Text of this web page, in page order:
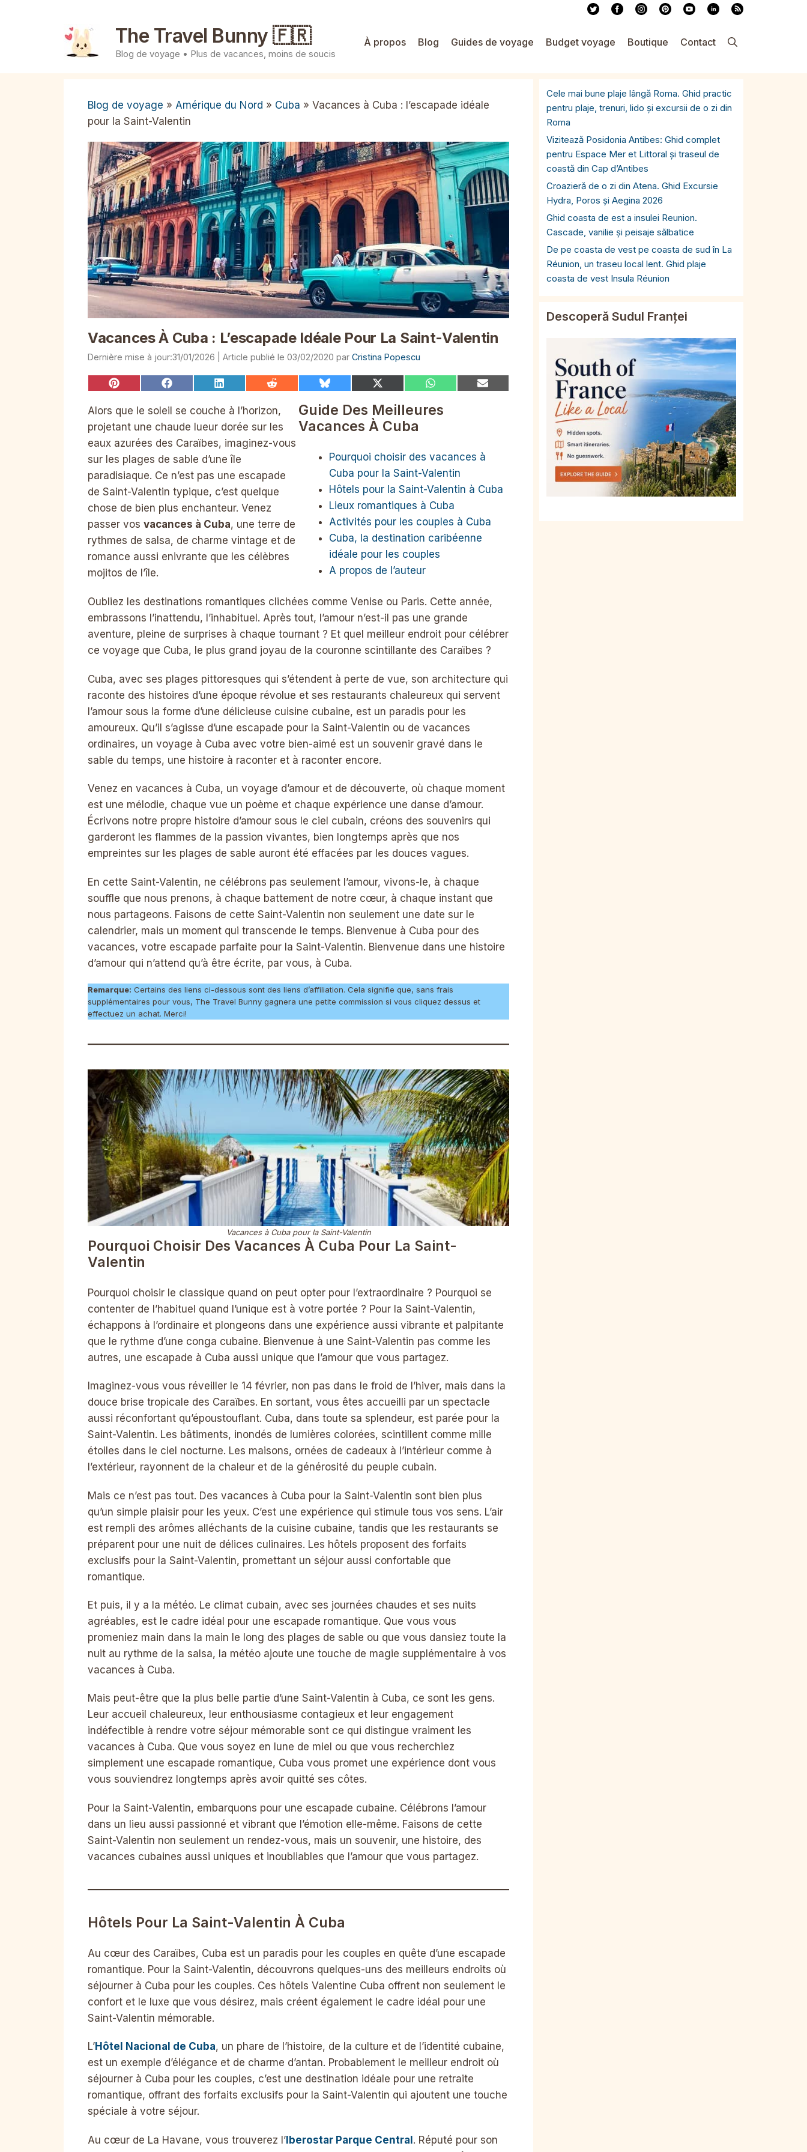
The Travel Bunny 🇫🇷
Blog de voyage • Plus de vacances, moins de soucis
À propos Blog Guides de voyage Budget voyage Boutique Contact
Blog de voyage » Amérique du Nord » Cuba » Vacances à Cuba : l’escapade idéale
pour la Saint-Valentin
Vacances À Cuba : L’escapade Idéale Pour La Saint-Valentin
31/01/2026 03/02/2020 par Cristina Popescu
Share
Pinterest
Share
Facebook
Share
LinkedIn
Share
Reddit
Share
Bluesky
Share
X
(Twitter)
Share
WhatsApp
Share
Alors que le soleil se couche à l’horizon,
projetant une chaude lueur dorée sur les
eaux azurées des Caraïbes, imaginez-vous
sur les plages de sable d’une île
paradisiaque. Ce n’est pas une escapade
de Saint-Valentin typique, c’est quelque
chose de bien plus enchanteur. Venez
passer vos vacances à Cuba, une terre de
rythmes de salsa, de charme vintage et de
romance aussi enivrante que les célèbres
mojitos de l’île.
Guide Des Meilleures
Vacances À Cuba
Pourquoi choisir des vacances à
Cuba pour la Saint-Valentin
Hôtels pour la Saint-Valentin à Cuba
Lieux romantiques à Cuba
Activités pour les couples à Cuba
Cuba, la destination caribéenne
idéale pour les couples
A propos de l’auteur
Oubliez les destinations romantiques clichées comme Venise ou Paris. Cette année,
embrassons l’inattendu, l’inhabituel. Après tout, l’amour n’est-il pas une grande
aventure, pleine de surprises à chaque tournant ? Et quel meilleur endroit pour célébrer
ce voyage que Cuba, le plus grand joyau de la couronne scintillante des Caraïbes ?
Cuba, avec ses plages pittoresques qui s’étendent à perte de vue, son architecture qui
raconte des histoires d’une époque révolue et ses restaurants chaleureux qui servent
l’amour sous la forme d’une délicieuse cuisine cubaine, est un paradis pour les
amoureux. Qu’il s’agisse d’une escapade pour la Saint-Valentin ou de vacances
ordinaires, un voyage à Cuba avec votre bien-aimé est un souvenir gravé dans le
sable du temps, une histoire à raconter et à raconter encore.
Venez en vacances à Cuba, un voyage d’amour et de découverte, où chaque moment
est une mélodie, chaque vue un poème et chaque expérience une danse d’amour.
Écrivons notre propre histoire d’amour sous le ciel cubain, créons des souvenirs qui
garderont les flammes de la passion vivantes, bien longtemps après que nos
empreintes sur les plages de sable auront été effacées par les douces vagues.
En cette Saint-Valentin, ne célébrons pas seulement l’amour, vivons-le, à chaque
souffle que nous prenons, à chaque battement de notre cœur, à chaque instant que
nous partageons. Faisons de cette Saint-Valentin non seulement une date sur le
calendrier, mais un moment qui transcende le temps. Bienvenue à Cuba pour des
vacances, votre escapade parfaite pour la Saint-Valentin. Bienvenue dans une histoire
d’amour qui n’attend qu’à être écrite, par vous, à Cuba.
Remarque: Certains des liens ci-dessous sont des liens d’affiliation. Cela signifie que, sans frais
supplémentaires pour vous, The Travel Bunny gagnera une petite commission si vous cliquez dessus et
effectuez un achat. Merci!
Vacances à Cuba pour la Saint-Valentin
Pourquoi Choisir Des Vacances À Cuba Pour La Saint-
Valentin
Pourquoi choisir le classique quand on peut opter pour l’extraordinaire ? Pourquoi se
contenter de l’habituel quand l’unique est à votre portée ? Pour la Saint-Valentin,
échappons à l’ordinaire et plongeons dans une expérience aussi vibrante et palpitante
que le rythme d’une conga cubaine. Bienvenue à une Saint-Valentin pas comme les
autres, une escapade à Cuba aussi unique que l’amour que vous partagez.
Imaginez-vous vous réveiller le 14 février, non pas dans le froid de l’hiver, mais dans la
douce brise tropicale des Caraïbes. En sortant, vous êtes accueilli par un spectacle
aussi réconfortant qu’époustouflant. Cuba, dans toute sa splendeur, est parée pour la
Saint-Valentin. Les bâtiments, inondés de lumières colorées, scintillent comme mille
étoiles dans le ciel nocturne. Les maisons, ornées de cadeaux à l’intérieur comme à
l’extérieur, rayonnent de la chaleur et de la générosité du peuple cubain.
Mais ce n’est pas tout. Des vacances à Cuba pour la Saint-Valentin sont bien plus
qu’un simple plaisir pour les yeux. C’est une expérience qui stimule tous vos sens. L’air
est rempli des arômes alléchants de la cuisine cubaine, tandis que les restaurants se
préparent pour une nuit de délices culinaires. Les hôtels proposent des forfaits
exclusifs pour la Saint-Valentin, promettant un séjour aussi confortable que
romantique.
Et puis, il y a la météo. Le climat cubain, avec ses journées chaudes et ses nuits
agréables, est le cadre idéal pour une escapade romantique. Que vous vous
promeniez main dans la main le long des plages de sable ou que vous dansiez toute la
nuit au rythme de la salsa, la météo ajoute une touche de magie supplémentaire à vos
vacances à Cuba.
Mais peut-être que la plus belle partie d’une Saint-Valentin à Cuba, ce sont les gens.
Leur accueil chaleureux, leur enthousiasme contagieux et leur engagement
indéfectible à rendre votre séjour mémorable sont ce qui distingue vraiment les
vacances à Cuba. Que vous soyez en lune de miel ou que vous recherchiez
simplement une escapade romantique, Cuba vous promet une expérience dont vous
vous souviendrez longtemps après avoir quitté ses côtes.
Pour la Saint-Valentin, embarquons pour une escapade cubaine. Célébrons l’amour
dans un lieu aussi passionné et vibrant que l’émotion elle-même. Faisons de cette
Saint-Valentin non seulement un rendez-vous, mais un souvenir, une histoire, des
vacances cubaines aussi uniques et inoubliables que l’amour que vous partagez.
Hôtels Pour La Saint-Valentin À Cuba
Au cœur des Caraïbes, Cuba est un paradis pour les couples en quête d’une escapade
romantique. Pour la Saint-Valentin, découvrons quelques-uns des meilleurs endroits où
séjourner à Cuba pour les couples. Ces hôtels Valentine Cuba offrent non seulement le
confort et le luxe que vous désirez, mais créent également le cadre idéal pour une
Saint-Valentin mémorable.
L’Hôtel Nacional de Cuba, un phare de l’histoire, de la culture et de l’identité cubaine,
est un exemple d’élégance et de charme d’antan. Probablement le meilleur endroit où
séjourner à Cuba pour les couples, c’est une destination idéale pour une retraite
romantique, offrant des forfaits exclusifs pour la Saint-Valentin qui ajoutent une touche
spéciale à votre séjour.
Au cœur de La Havane, vous trouverez l’Iberostar Parque Central. Réputé pour son
Cele mai bune plaje lângă Roma. Ghid practic
pentru plaje, trenuri, lido și excursii de o zi din
Roma
Vizitează Posidonia Antibes: Ghid complet
pentru Espace Mer et Littoral și traseul de
coastă din Cap d’Antibes
Croazieră de o zi din Atena. Ghid Excursie
Hydra, Poros și Aegina 2026
Ghid coasta de est a insulei Reunion.
Cascade, vanilie și peisaje sălbatice
De pe coasta de vest pe coasta de sud în La
Réunion, un traseu local lent. Ghid plaje
coasta de vest Insula Réunion
Descoperă Sudul Franței